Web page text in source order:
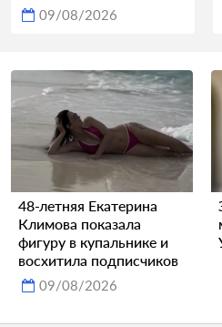
09/08/2026
48-летняя Екатерина
Климова показала
фигуру в купальнике и
восхитила подписчиков
09/08/2026